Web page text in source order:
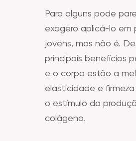
Para alguns pode
exagero aplicá-lo em
jovens, mas não é.
principais benefícios
e o corpo estão a
elasticidade e
o estímulo da
colágeno.